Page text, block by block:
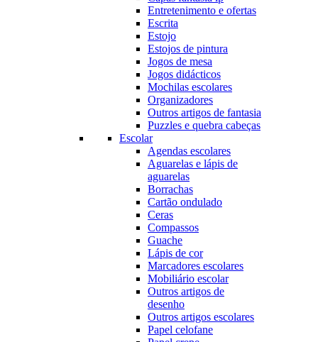
Entretenimento e ofertas
Escrita
Estojo
Estojos de pintura
Jogos de mesa
Jogos didácticos
Mochilas escolares
Organizadores
Outros artigos de fantasia
Puzzles e quebra cabeças
Escolar
Agendas escolares
Aguarelas e lápis de
aguarelas
Borrachas
Cartão ondulado
Ceras
Compassos
Guache
Lápis de cor
Marcadores escolares
Mobiliário escolar
Outros artigos de
desenho
Outros artigos escolares
Papel celofane